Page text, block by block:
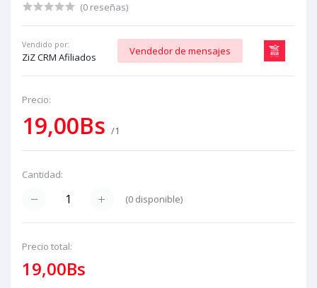
(0 reseñas)
Vendido por:
ZiZ CRM Afiliados
Vendedor de mensajes
Precio:
19,00Bs /1
Cantidad:
(0 disponible)
Precio total:
19,00Bs